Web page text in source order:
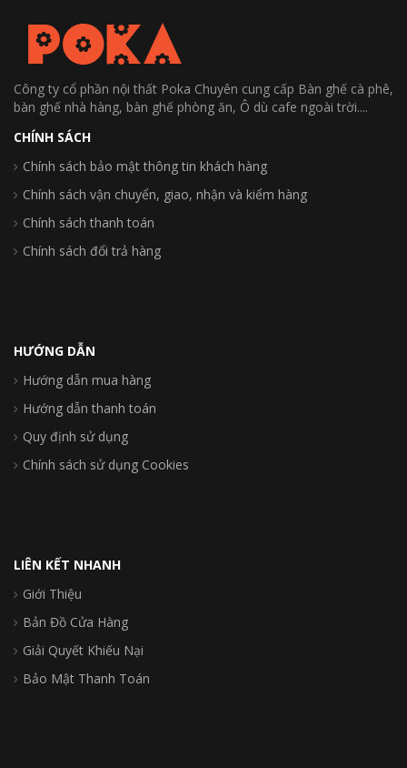
Công ty cổ phần nội thất Poka Chuyên cung cấp Bàn ghế cà phê,
bàn ghế nhà hàng, bàn ghế phòng ăn, Ô dù cafe ngoài trời....
CHÍNH SÁCH
Chính sách bảo mật thông tin khách hàng
Chính sách vận chuyển, giao, nhận và kiểm hàng
Chính sách thanh toán
Chính sách đổi trả hàng
HƯỚNG DẪN
Hướng dẫn mua hàng
Hướng dẫn thanh toán
Quy định sử dụng
Chính sách sử dụng Cookies
LIÊN KẾT NHANH
Giới Thiệu
Bản Đồ Cửa Hàng
Giải Quyết Khiếu Nại
Bảo Mật Thanh Toán